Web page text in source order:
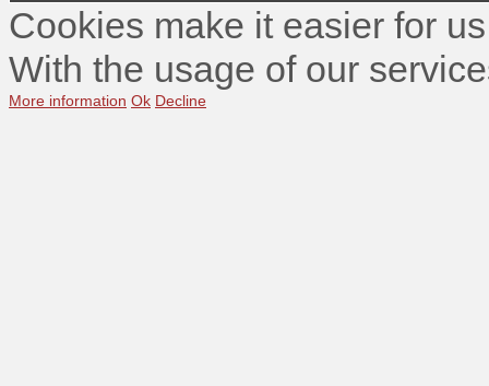
Cookies make it easier for
With the usage of our
More information Ok Decline